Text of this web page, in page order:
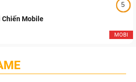
5
MOBI
Mobile